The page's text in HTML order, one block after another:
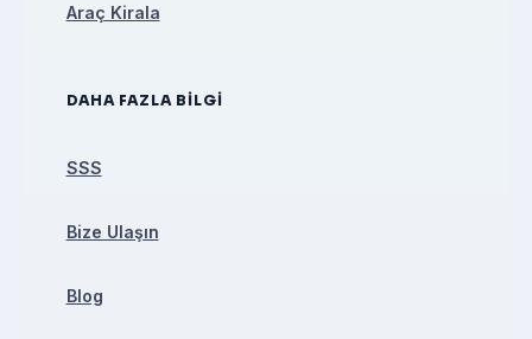
Araç Kirala
DAHA FAZLA BILGI
SSS
Bize Ulaşın
Blog